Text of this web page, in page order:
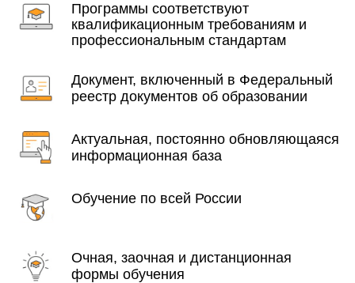
Программы соответствуют
квалификационным требованиям и
профессиональным стандартам
Документ, включенный в Федеральный
реестр документов об образовании
Актуальная, постоянно обновляющаяся
информационная база
Обучение по всей России
Очная, заочная и дистанционная
формы обучения